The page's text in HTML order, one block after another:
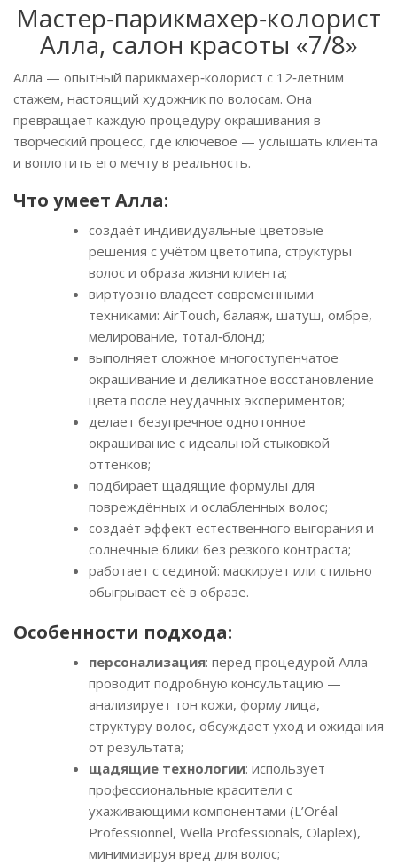
Мастер‑парикмахер‑колорист
Алла, салон красоты «7/8»
Алла — опытный парикмахер‑колорист с 12‑летним
стажем, настоящий художник по волосам. Она
превращает каждую процедуру окрашивания в
творческий процесс, где ключевое — услышать клиента
и воплотить его мечту в реальность.
Что умеет Алла:
создаёт индивидуальные цветовые
решения с учётом цветотипа, структуры
волос и образа жизни клиента;
виртуозно владеет современными
техниками: AirTouch, балаяж, шатуш, омбре,
мелирование, тотал‑блонд;
выполняет сложное многоступенчатое
окрашивание и деликатное восстановление
цвета после неудачных экспериментов;
делает безупречное однотонное
окрашивание с идеальной стыковкой
оттенков;
подбирает щадящие формулы для
повреждённых и ослабленных волос;
создаёт эффект естественного выгорания и
солнечные блики без резкого контраста;
работает с сединой: маскирует или стильно
обыгрывает её в образе.
Особенности подхода:
персонализация: перед процедурой Алла
проводит подробную консультацию —
анализирует тон кожи, форму лица,
структуру волос, обсуждает уход и ожидания
от результата;
щадящие технологии: использует
профессиональные красители с
ухаживающими компонентами (L’Oréal
Professionnel, Wella Professionals, Olaplex),
минимизируя вред для волос;